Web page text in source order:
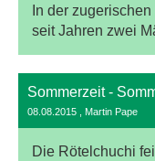
In der
seit Jahren zwei
Sommerzeit -
08.08.2015 , Martin Pape
Die Rötelchuchi